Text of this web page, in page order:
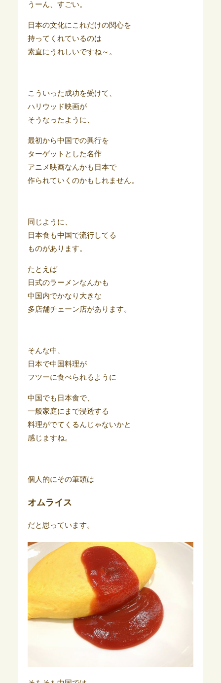
うーん、すごい。
日本の文化にこれだけの関心を
持ってくれているのは
素直にうれしいですね～。
こういった成功を受けて、
ハリウッド映画が
そうなったように、
最初から中国での興行を
ターゲットとした名作
アニメ映画なんかも日本で
作られていくのかもしれません。
同じように、
日本食も中国で流行してる
ものがあります。
たとえば
日式のラーメンなんかも
中国内でかなり大きな
多店舗チェーン店があります。
そんな中、
日本で中国料理が
フツーに食べられるように
中国でも日本食で、
一般家庭にまで浸透する
料理がでてくるんじゃないかと
感じますね。
個人的にその筆頭は
オムライス
だと思っています。